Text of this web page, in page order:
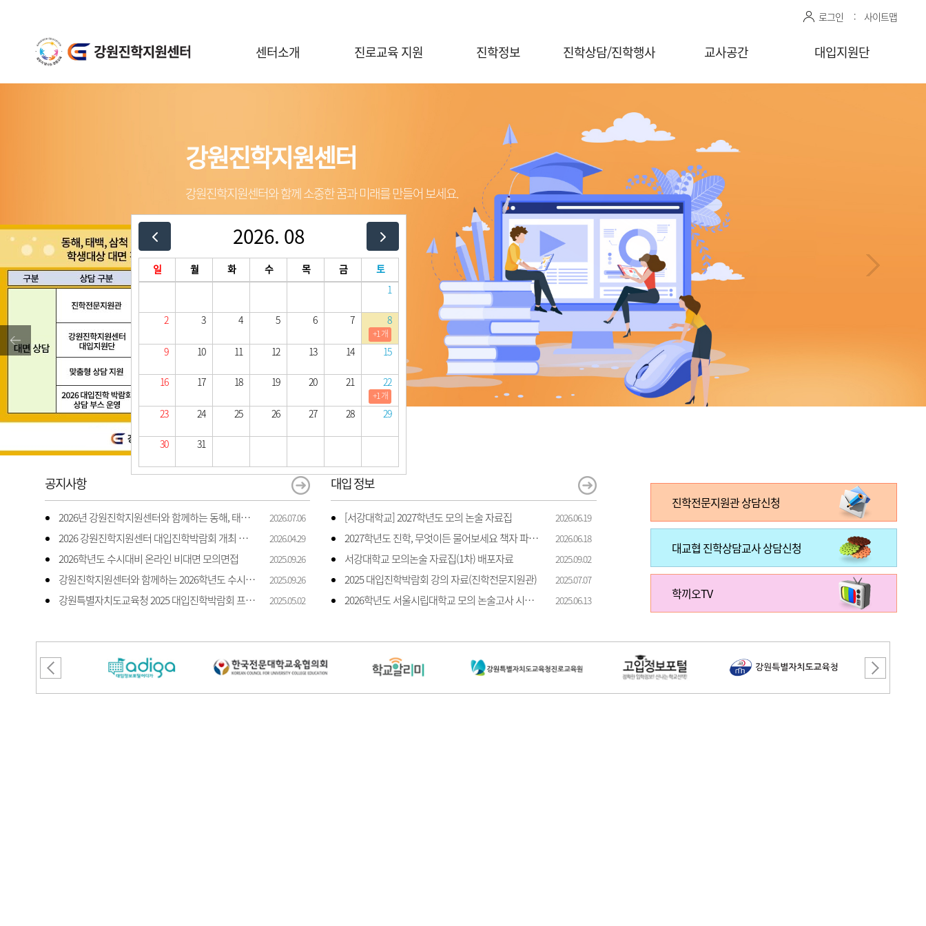
로그인 사이트맵
센터소개
공지사항
진로교육 지원
홍보자료실
전공콘서트
행사신청(진로체험)
의학계열 전공탐색
진학정보
대학별 정보
진학상담/진학행사
대교협 진학상담교사
상담신청
진학 행사신청
교사공간
감자바
찾아가는
상담/면접 요청
(학교)
대입지원단
강원진학지원센터
강원진학지원센터와 함께 소중한 꿈과 미래를 만들어 보세요.
강원진학지원센터
강원진학지원센터와 함께 소중한 꿈과 미래를 만들어 보세요.
강원진학지원센터
강원진학지원센터와 함께 소중한 꿈과 미래를 만들어 보세요.
강원진학지원센터
강원진학지원센터와 함께 소중한 꿈과 미래를 만들어 보세요.
3/ 3
2026. 08
일 월 화 수 목 금
토
1
2 3 4 5 6 7 8
+1 개
9 10 11 12 13 14 15
16 17 18 19 20 21 22
+1 개
23 24 25 26 27 28 29
30 31
공지사항
2026년 강원진학지원센터와 함께하는 동해, 태백, 삼척 지역 진학 상담 상담 안내 2026.07.06
2026 강원진학지원센터 대입진학박람회 개최 안내 2026.04.29
2026학년도 수시대비 온라인 비대면 모의면접 2025.09.26
강원진학지원센터와 함께하는 2026학년도 수시 대비 모의면접 지원 2025.09.26
강원특별자치도교육청 2025 대입진학박람회 프로그램 일정 및 신청 안내 2025.05.02
대입 정보
[서강대학교] 2027학년도 모의 논술 자료집 2026.06.19
2027학년도 진학, 무엇이든 물어보세요 책자 파일입니다. 2026.06.18
서강대학교 모의논술 자료집(1차) 배포자료 2025.09.02
2025 대입진학박람회 강의 자료(진학전문지원관) 2025.07.07
2026학년도 서울시립대학교 모의 논술고사 시행 안내 2025.06.13
진학전문지원관 상담신청
대교협 진학상담교사 상담신청
학끼오TV